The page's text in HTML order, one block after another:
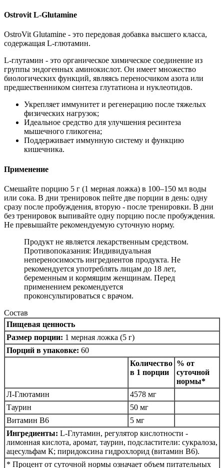
Ostrovit L-Glutamine
OstroVit Glutamine - это передовая добавка высшего класса,
содержащая L-глютамин.
L-глутамин - это органическое химическое соединение из
группы эндогенных аминокислот. Он имеет множество
биологических функций, являясь переносчиком азота или
предшественником синтеза глутатиона и нуклеотидов.
Укрепляет иммунитет и регенерацию после тяжелых
физических нагрузок;
Идеальное средство для улучшения ресинтеза
мышечного гликогена;
Поддерживает иммунную систему и функцию
кишечника.
Применение
Смешайте порцию 5 г (1 мерная ложка) в 100–150 мл воды
или сока. В дни тренировок пейте две порции в день: одну
сразу после пробуждения, вторую - после тренировки. В дни
без тренировок выпивайте одну порцию после пробуждения.
Не превышайте рекомендуемую суточную норму.
Продукт не является лекарственным средством.
Противопоказания: Индивидуальная
непереносимость ингредиентов продукта. Не
рекомендуется употреблять лицам до 18 лет,
беременным и кормящим женщинам. Перед
применением рекомендуется
проконсультироваться с врачом.
Состав
Пищевая ценность
Размер порции: 1 мерная ложка (5 г)
Порций в упаковке: 60
Количество
в 1 порции
% от
суточной
нормы*
Л-Глютамин
4578 мг
Таурин
50 мг
Витамин B6
5 мг
Ингредиенты: L-Глутамин, регулятор кислотности -
лимонная кислота, аромат, таурин, подсластители: сукралоза,
ацесульфам К; пиридоксина гидрохлорид (витамин B6).
* Процент от суточной нормы означает объем питательных